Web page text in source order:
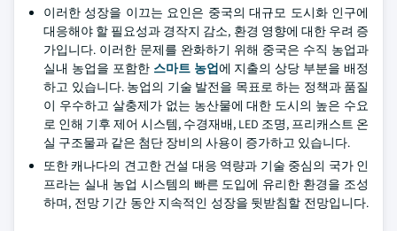
이러한 성장을 이끄는 요인은 중국의 대규모 도시화 인구에
대응해야 할 필요성과 경작지 감소, 환경 영향에 대한 우려 증
가입니다. 이러한 문제를 완화하기 위해 중국은 수직 농업과
실내 농업을 포함한 스마트 농업에 지출의 상당 부분을 배정
하고 있습니다. 농업의 기술 발전을 목표로 하는 정책과 품질
이 우수하고 살충제가 없는 농산물에 대한 도시의 높은 수요
로 인해 기후 제어 시스템, 수경재배, LED 조명, 프리캐스트 온
실 구조물과 같은 첨단 장비의 사용이 증가하고 있습니다.
또한 캐나다의 견고한 건설 대응 역량과 기술 중심의 국가 인
프라는 실내 농업 시스템의 빠른 도입에 유리한 환경을 조성
하며, 전망 기간 동안 지속적인 성장을 뒷받침할 전망입니다.